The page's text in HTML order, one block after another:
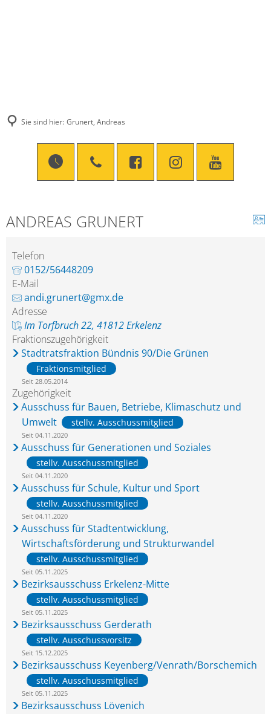
Sie sind hier: Grunert, Andreas
ANDREAS GRUNERT
Telefon
0152/56448209
E-Mail
andi.grunert@gmx.de
Adresse
Im Torfbruch 22, 41812 Erkelenz
Fraktionszugehörigkeit
Stadtratsfraktion Bündnis 90/Die Grünen
Fraktionsmitglied
Seit 28.05.2014
Zugehörigkeit
Ausschuss für Bauen, Betriebe, Klimaschutz und
Umwelt
stellv. Ausschussmitglied
Seit 04.11.2020
Ausschuss für Generationen und Soziales
stellv. Ausschussmitglied
Seit 04.11.2020
Ausschuss für Schule, Kultur und Sport
stellv. Ausschussmitglied
Seit 04.11.2020
Ausschuss für Stadtentwicklung,
Wirtschaftsförderung und Strukturwandel
stellv. Ausschussmitglied
Seit 05.11.2025
Bezirksausschuss Erkelenz-Mitte
stellv. Ausschussmitglied
Seit 05.11.2025
Bezirksausschuss Gerderath
stellv. Ausschussvorsitz
Seit 15.12.2025
Bezirksausschuss Keyenberg/Venrath/Borschemich
stellv. Ausschussmitglied
Seit 05.11.2025
Bezirksausschuss Lövenich